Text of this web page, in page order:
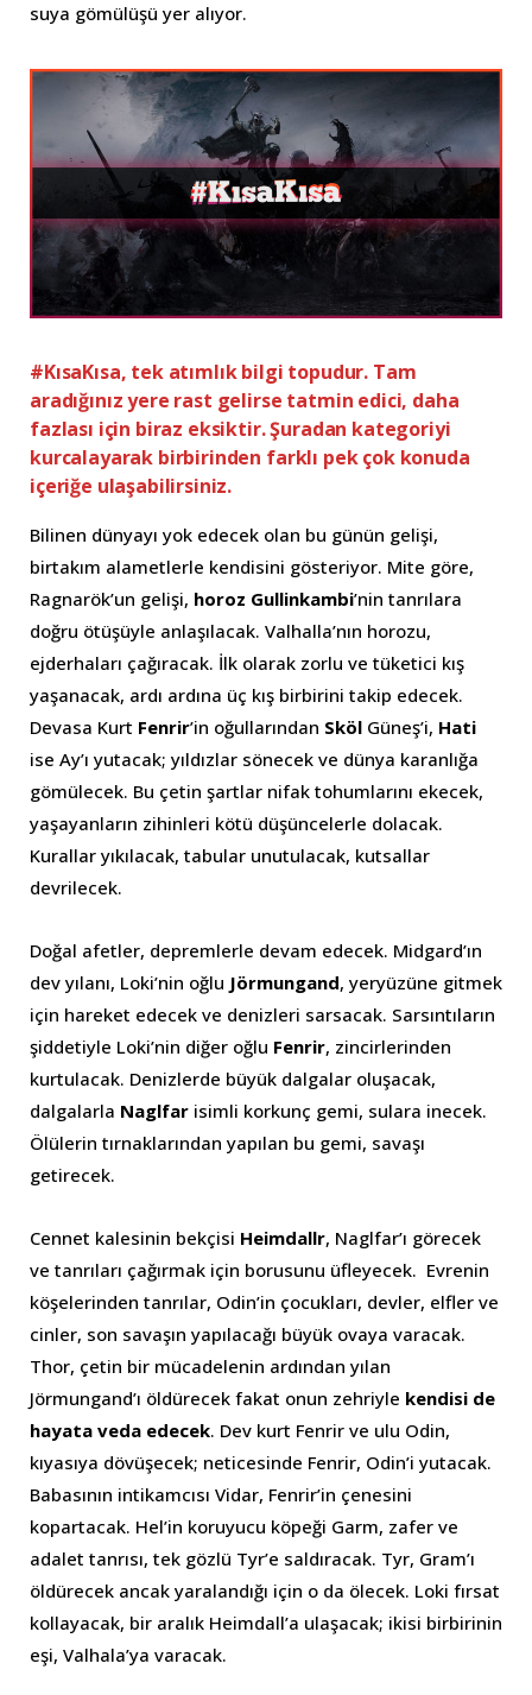
suya gömülüşü yer alıyor.
#KısaKısa, tek atımlık bilgi topudur. Tam
aradığınız yere rast gelirse tatmin edici, daha
fazlası için biraz eksiktir. Şuradan kategoriyi
kurcalayarak birbirinden farklı pek çok konuda
içeriğe ulaşabilirsiniz.
Bilinen dünyayı yok edecek olan bu günün gelişi,
birtakım alametlerle kendisini gösteriyor. Mite göre,
Ragnarök’un gelişi, horoz Gullinkambi’nin tanrılara
doğru ötüşüyle anlaşılacak. Valhalla’nın horozu,
ejderhaları çağıracak. İlk olarak zorlu ve tüketici kış
yaşanacak, ardı ardına üç kış birbirini takip edecek.
Devasa Kurt Fenrir’in oğullarından Sköl Güneş’i, Hati
ise Ay’ı yutacak; yıldızlar sönecek ve dünya karanlığa
gömülecek. Bu çetin şartlar nifak tohumlarını ekecek,
yaşayanların zihinleri kötü düşüncelerle dolacak.
Kurallar yıkılacak, tabular unutulacak, kutsallar
devrilecek.
Doğal afetler, depremlerle devam edecek. Midgard’ın
dev yılanı, Loki’nin oğlu Jörmungand, yeryüzüne gitmek
için hareket edecek ve denizleri sarsacak. Sarsıntıların
şiddetiyle Loki’nin diğer oğlu Fenrir, zincirlerinden
kurtulacak. Denizlerde büyük dalgalar oluşacak,
dalgalarla Naglfar isimli korkunç gemi, sulara inecek.
Ölülerin tırnaklarından yapılan bu gemi, savaşı
getirecek.
Cennet kalesinin bekçisi Heimdallr, Naglfar’ı görecek
ve tanrıları çağırmak için borusunu üfleyecek. Evrenin
köşelerinden tanrılar, Odin’in çocukları, devler, elfler ve
cinler, son savaşın yapılacağı büyük ovaya varacak.
Thor, çetin bir mücadelenin ardından yılan
Jörmungand’ı öldürecek fakat onun zehriyle kendisi de
hayata veda edecek. Dev kurt Fenrir ve ulu Odin,
kıyasıya dövüşecek; neticesinde Fenrir, Odin’i yutacak.
Babasının intikamcısı Vidar, Fenrir’in çenesini
kopartacak. Hel’in koruyucu köpeği Garm, zafer ve
adalet tanrısı, tek gözlü Tyr’e saldıracak. Tyr, Gram’ı
öldürecek ancak yaralandığı için o da ölecek. Loki fırsat
kollayacak, bir aralık Heimdall’a ulaşacak; ikisi birbirinin
eşi, Valhala’ya varacak.